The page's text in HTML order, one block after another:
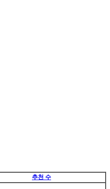
추천 수